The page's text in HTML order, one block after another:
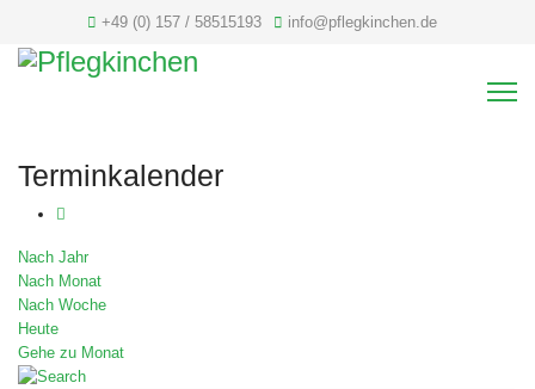
+49 (0) 157 / 58515193 info@pflegkinchen.de
Terminkalender
Nach Jahr
Nach Monat
Nach Woche
Heute
Gehe zu Monat